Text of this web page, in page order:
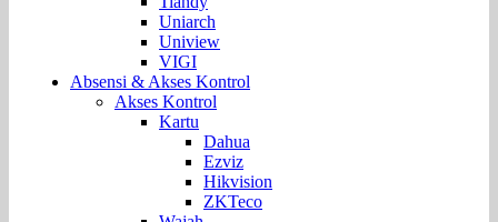
Uniarch
Uniview
VIGI
Absensi & Akses Kontrol
Akses Kontrol
Kartu
Dahua
Ezviz
Hikvision
ZKTeco